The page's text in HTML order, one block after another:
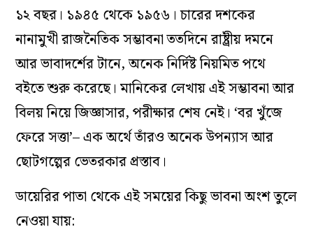
১২ বছর। ১৯৪৫ থেকে ১৯৫৬। চারের দশকের
নানামুখী রাজনৈতিক সম্ভাবনা ততদিনে রাষ্ট্রীয় দমনে
আর ভাবাদর্শের টানে, অনেক নির্দিষ্ট নিয়মিত পথে
বইতে শুরু করেছে। মানিকের লেখায় এই সম্ভাবনা আর
বিলয় নিয়ে জিজ্ঞাসার, পরীক্ষার শেষ নেই। ‘বর খুঁজে
ফেরে সত্তা’– এক অর্থে তাঁরও অনেক উপন‌্যাস আর
ছোটগল্পের ভেতরকার প্রস্তাব।
ডায়েরির পাতা থেকে এই সময়ের কিছু ভাবনা অংশ তুলে
নেওয়া যায়: